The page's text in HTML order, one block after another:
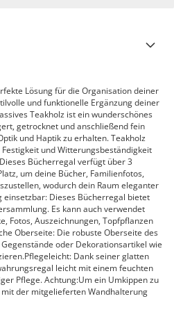
Lösung für die Organisation deiner
und funktionelle Ergänzung deiner
Teakholz ist ein wunderschönes
getrocknet und anschließend fein
und Haptik zu erhalten. Teakholz
und Witterungsbeständigkeit
Bücherregal verfügt über 3
um deine Bücher, Familienfotos,
wodurch dein Raum eleganter
Dieses Bücherregal bietet
Es kann auch verwendet
Fotos, Auszeichnungen, Topfpflanzen
Oberseite: Die robuste Oberseite des
oder Dekorationsartikel wie
Dank seiner glatten
leicht mit einem feuchten
Pflege. Achtung:Um ein Umkippen zu
der mitgelieferten Wandhalterung